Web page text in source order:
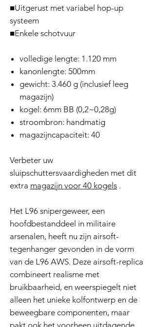
■Uitgerust met variabel hop-up
systeem
■Enkele schotvuur
volledige lengte: 1.120 mm
kanonlengte: 500mm
gewicht: 3.460 g (inclusief leeg
magazijn)
kogel: 6mm BB (0,2~0,28g)
stroombron: handmatig
magazijncapaciteit: 40
Verbeter uw
sluipschuttersvaardigheden met dit
extra magazijn voor 40 kogels .
Het L96 snipergeweer, een
hoofdbestanddeel in militaire
arsenalen, heeft nu zijn airsoft-
tegenhanger gevonden in de vorm
van de L96 AWS. Deze airsoft-replica
combineert realisme met
bruikbaarheid, en weerspiegelt niet
alleen het unieke kolfontwerp en de
beweegbare componenten, maar